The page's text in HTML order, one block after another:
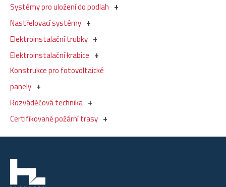
Systémy pro uložení do podlah
Nastřelovací systémy
Elektroinstalační trubky
Elektroinstalační krabice
Konstrukce pro fotovoltaické
panely
Rozváděčová technika
Certifikované požární trasy